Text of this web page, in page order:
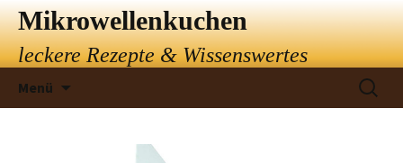
Mikrowellenkuchen
leckere Rezepte & Wissenswertes
Menü
Suchen
nach: